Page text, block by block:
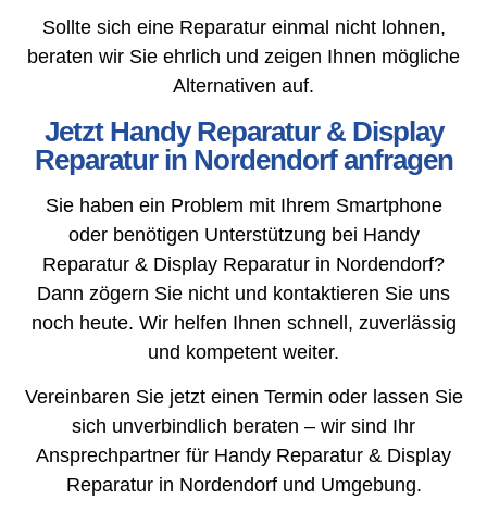
Sollte sich eine Reparatur einmal nicht lohnen,
beraten wir Sie ehrlich und zeigen Ihnen mögliche
Alternativen auf.
Jetzt Handy Reparatur & Display
Reparatur in Nordendorf anfragen
Sie haben ein Problem mit Ihrem Smartphone
oder benötigen Unterstützung bei Handy
Reparatur & Display Reparatur in Nordendorf?
Dann zögern Sie nicht und kontaktieren Sie uns
noch heute. Wir helfen Ihnen schnell, zuverlässig
und kompetent weiter.
Vereinbaren Sie jetzt einen Termin oder lassen Sie
sich unverbindlich beraten – wir sind Ihr
Ansprechpartner für Handy Reparatur & Display
Reparatur in Nordendorf und Umgebung.